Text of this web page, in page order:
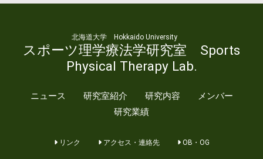
北海道大学 Hokkaido University
スポーツ理学療法学研究室 Sports
Physical Therapy Lab.
ニュース 研究室紹介 研究内容
メンバー
研究業績
リンク アクセス・連絡先 OB・OG